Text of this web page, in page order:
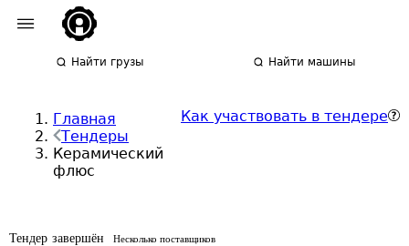
Найти грузы Найти машины
Главная
Тендеры
Керамический
флюс
Как участвовать в тендере
Тендер завершён Несколько поставщиков